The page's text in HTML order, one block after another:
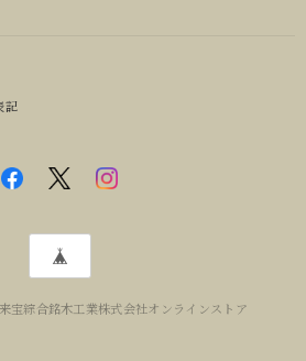
記
宝綜合銘木工業株式会社オンラインストア